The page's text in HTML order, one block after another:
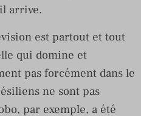
arrive.
est partout et tout
qui domine et
pas forcément dans le
ne sont pas
par exemple, a été